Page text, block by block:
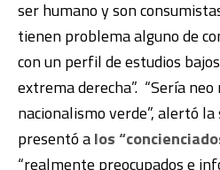
ser humano y son
tienen problema alguno de
con un perfil de estudios
extrema derecha”. “Sería
nacionalismo verde”, alertó
presentó alos
“realmente preocupados e